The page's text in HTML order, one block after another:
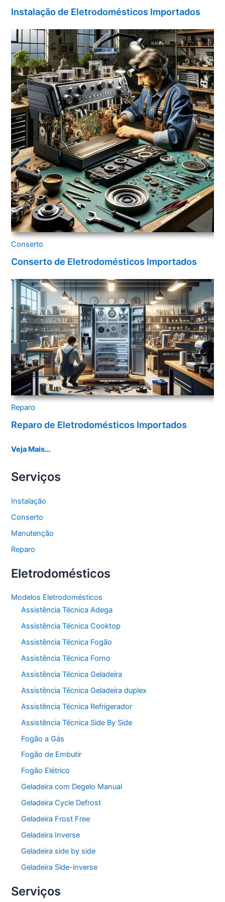
Instalação de Eletrodomésticos Importados
Conserto
Conserto de Eletrodomésticos Importados
Reparo
Reparo de Eletrodomésticos Importados
Veja Mais…
Serviços
Instalação
Conserto
Manutenção
Reparo
Eletrodomésticos
Modelos Eletrodomésticos
Assistência Técnica Adega
Assistência Técnica Cooktop
Assistência Técnica Fogão
Assistência Técnica Forno
Assistência Técnica Geladeira
Assistência Técnica Geladeira duplex
Assistência Técnica Refrigerador
Assistência Técnica Side By Side
Fogão a Gás
Fogão de Embutir
Fogão Elétrico
Geladeira com Degelo Manual
Geladeira Cycle Defrost
Geladeira Frost Free
Geladeira Inverse
Geladeira side by side
Geladeira Side-inverse
Serviços